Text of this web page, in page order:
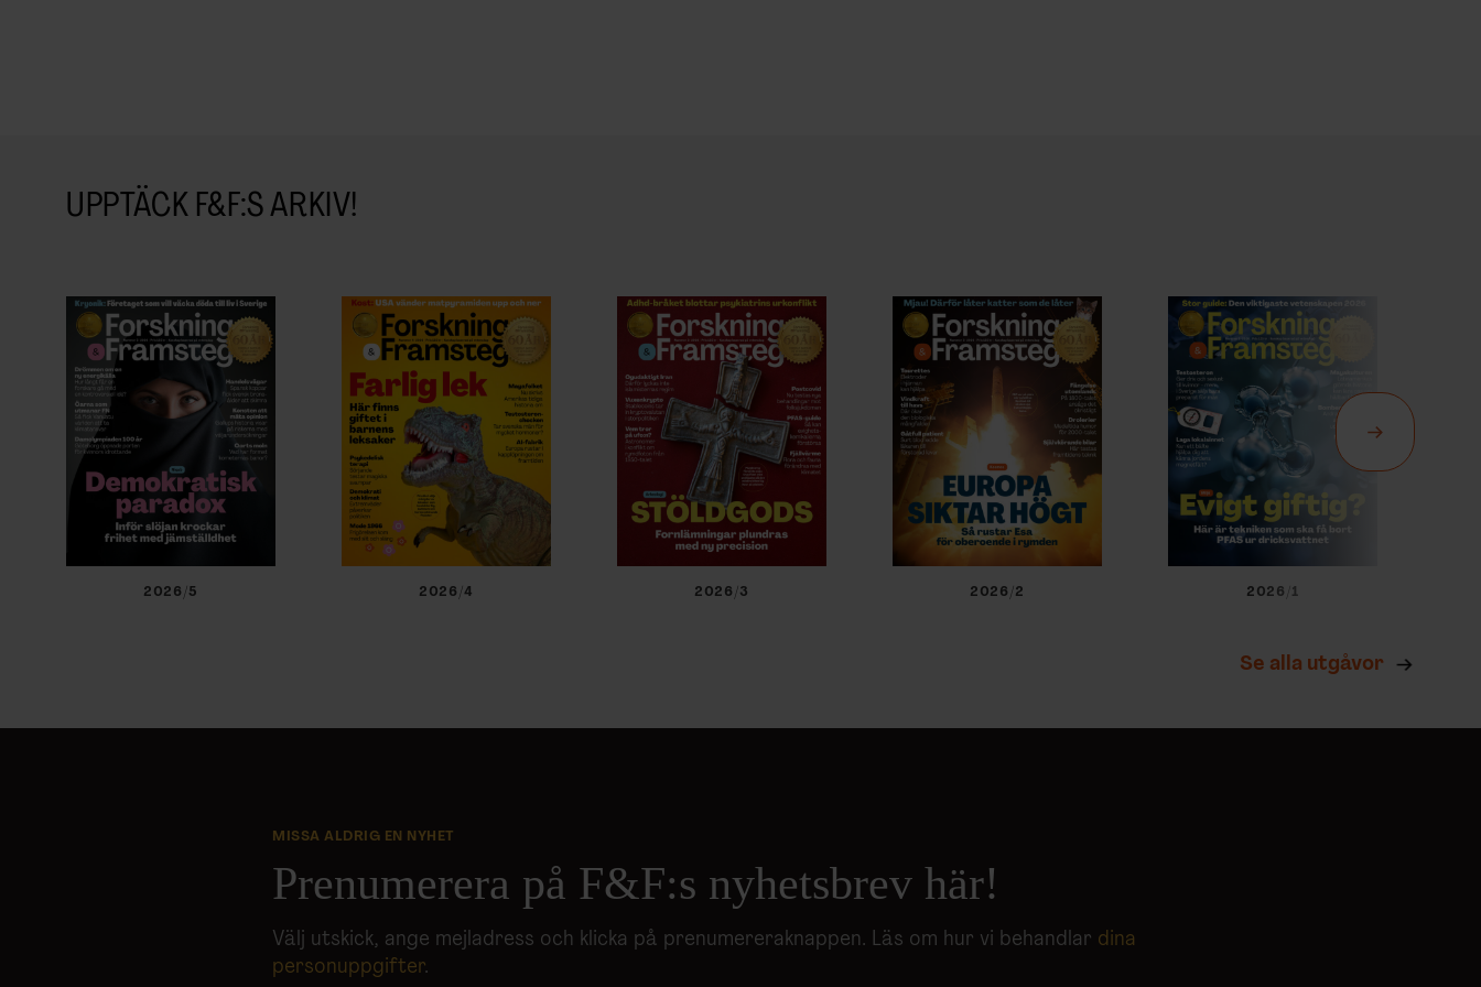
UPPTÄCK F&F:S ARKIV!
2026/5 2026/4 2026/3 2026/2 2026/1
Se alla utgåvor
MISSA ALDRIG EN NYHET
Prenumerera på F&F:s nyhetsbrev här!
Välj utskick, ange mejladress och klicka på prenumereraknappen. Läs om hur vi behandlar dina
personuppgifter.